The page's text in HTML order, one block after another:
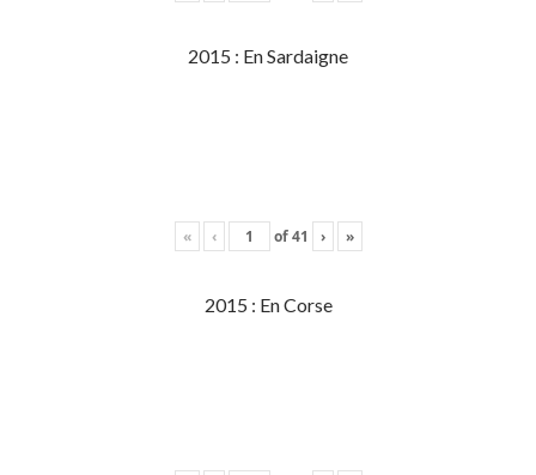
2015 : En Sardaigne
« ‹ of41 › »
2015 : En Corse